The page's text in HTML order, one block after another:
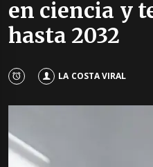
en ciencia y
hasta 2032
LA COSTA VIRAL